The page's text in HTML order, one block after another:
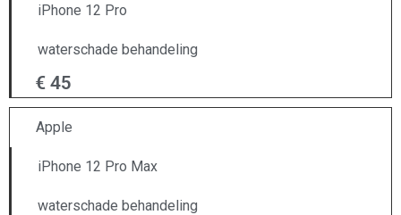
iPhone 12 Pro
waterschade behandeling
€ 45
Apple
iPhone 12 Pro Max
waterschade behandeling